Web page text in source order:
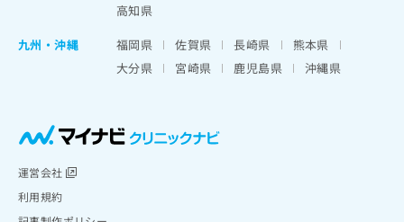
高知県
九州・沖縄
福岡県 佐賀県 長崎県
熊本県
大分県
宮崎県 鹿児島県 沖縄県
運営会社
利用規約